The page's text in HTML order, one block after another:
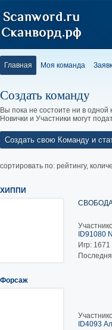
Главная Моя команда
Создать команду
Вы пока не состоите ни в одной
Новички и Участники могут
Создать свою Команду и
сортировать по: рейтингу,
ХИППИ
ID91080
Игр: 1671
Форсаж
ID4093